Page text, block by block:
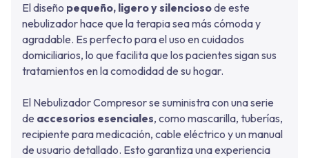
El diseño pequeño, ligero y silenciosode este
nebulizador hace que la terapia sea más cómoda y
agradable. Es perfecto para el uso en cuidados
domiciliarios, lo que facilita que los pacientes sigan sus
tratamientos en la comodidad de su hogar.
El Nebulizador Compresor se suministra con una serie
de accesorios esenciales, como mascarilla, tuberías,
recipiente para medicación, cable eléctrico y un manual
de usuario detallado. Esto garantiza una experiencia